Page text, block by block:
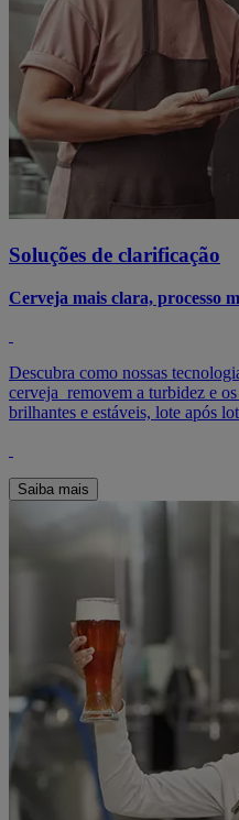
Soluções de clarificação
Cerveja mais clara, processo
Descubra como nossas
cerveja removem a turbidez e
brilhantes e estáveis, lote após
Saiba mais